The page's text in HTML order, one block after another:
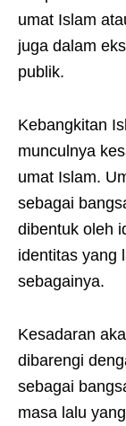
umat Islam
juga dalam
publik.
Kebangkitan
munculnya
umat Islam.
sebagai
dibentuk oleh
identitas yang
sebagainya.
Kesadaran
dibarengi
sebagai
masa lalu